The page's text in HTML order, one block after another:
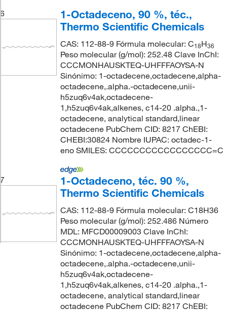
6
1-Octadeceno, 90 %, téc.,
Thermo Scientific Chemicals
CAS: 112-88-9 Fórmula molecular: C18H36
Peso molecular (g/mol): 252.48 Clave InChI:
CCCMONHAUSKTEQ-UHFFFAOYSA-N
Sinónimo: 1-octadecene,octadecene,alpha-
octadecene,.alpha.-octadecene,unii-
h5zuq6v4ak,octadecene-
1,h5zuq6v4ak,alkenes, c14-20 .alpha.,1-
octadecene, analytical standard,linear
octadecene PubChem CID: 8217 ChEBI:
CHEBI:30824 Nombre IUPAC: octadec-1-
eno SMILES: CCCCCCCCCCCCCCCCC=C
7
1-Octadeceno, téc. 90 %,
Thermo Scientific Chemicals
CAS: 112-88-9 Fórmula molecular: C18H36
Peso molecular (g/mol): 252.486 Número
MDL: MFCD00009003 Clave InChI:
CCCMONHAUSKTEQ-UHFFFAOYSA-N
Sinónimo: 1-octadecene,octadecene,alpha-
octadecene,.alpha.-octadecene,unii-
h5zuq6v4ak,octadecene-
1,h5zuq6v4ak,alkenes, c14-20 .alpha.,1-
octadecene, analytical standard,linear
octadecene PubChem CID: 8217 ChEBI: